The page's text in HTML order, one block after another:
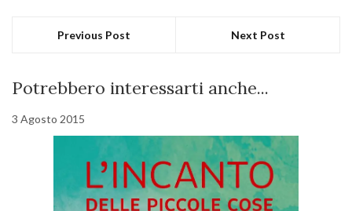
Previous Post Next Post
Potrebbero interessarti anche...
3 Agosto 2015